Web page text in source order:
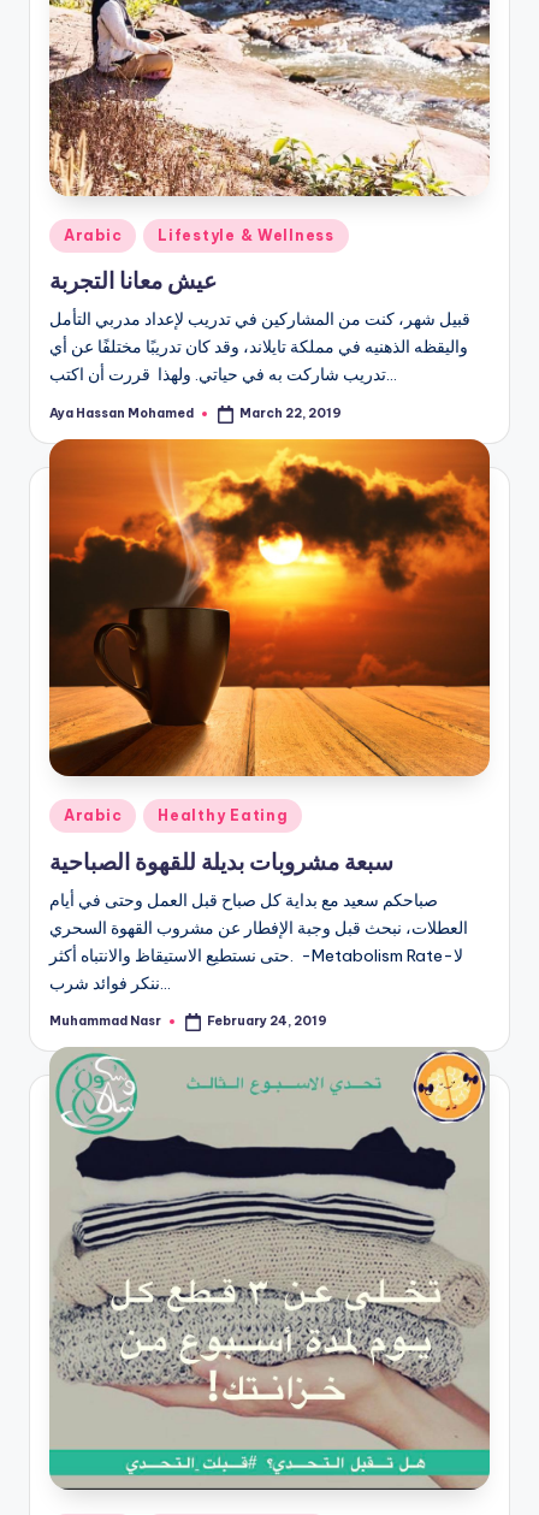
Posted
in
Arabic Lifestyle & Wellness
عيش معانا التجربة
قبيل شهر، كنت من المشاركين في تدريب لإعداد مدربي التأمل
واليقظه الذهنيه في مملكة تايلاند، وقد كان تدريبًا مختلفًا عن أي
تدريب شاركت به في حياتي. ولهذا قررت أن اكتب…
Posted
Aya Hassan Mohamed March 22, 2019
Posted
in
Arabic Healthy Eating
سبعة مشروبات بديلة للقهوة الصباحية
صباحكم سعيد مع بداية كل صباح قبل العمل وحتى في أيام
العطلات، نبحث قبل وجبة الإفطار عن مشروب القهوة السحري
حتى نستطيع الاستيقاظ والانتباه أكثر. -Metabolism Rate-لا
ننكر فوائد شرب…
Posted
Muhammad Nasr February 24, 2019